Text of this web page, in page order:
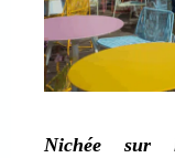
Nichée sur